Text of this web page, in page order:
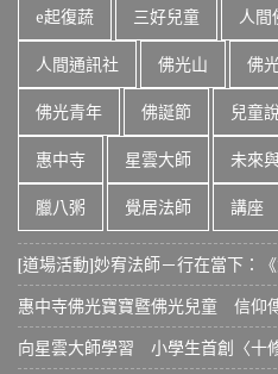
e起復蔬 三好兒童 人間
人間通訊社 佛光山 佛
佛光青年 佛誕節 兒童
惠中寺 星雲大師 未來
臘八粥 覺居法師 講座
[道場活動]妙宥法師－行在當下：
惠中寺佛光寶寶暨佛光兒童 信仰
向星雲大師學習 小學生首創〈十